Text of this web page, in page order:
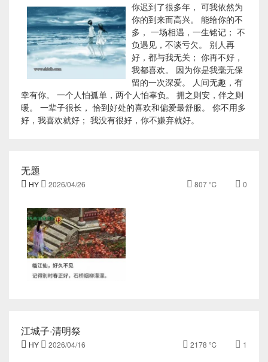
你迟到了很多年， 可我依然为
你的到来而高兴。 能给你的不
多， 一场相遇，一生铭记； 不
负遇见，不谈亏欠。 别人再
好，都与我无关； 你再不好，
我都喜欢。 因为你是我毫无保
留的一次深爱。 人间无趣，有
幸有你。 一个人怕孤单，两个人怕辜负。 拥之则安，伴之则
暖。 一辈子很长， 恰到好处的喜欢和偏爱最舒服。 你不用多
好，我喜欢就好； 我没有很好，你不嫌弃就好。
无题
 HY  2026/04/26  807 ℃  0
江城子·清明祭
 HY  2026/04/16  2178 ℃  1